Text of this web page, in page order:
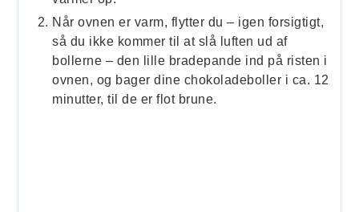
Når ovnen er varm, flytter du – igen forsigtigt,
så du ikke kommer til at slå luften ud af
bollerne – den lille bradepande ind på risten i
ovnen, og bager dine chokoladeboller i ca. 12
minutter, til de er flot brune.